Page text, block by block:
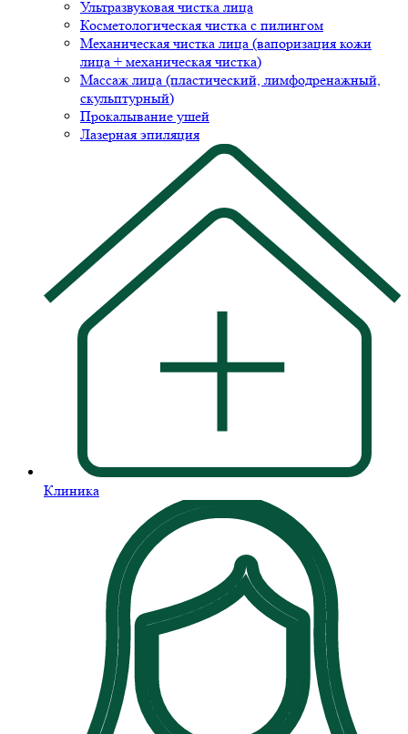
Ультразвуковая чистка лица
Косметологическая чистка с пилингом
Механическая чистка лица (вапоризация кожи
лица + механическая чистка)
Массаж лица (пластический, лимфодренажный,
скульптурный)
Прокалывание ушей
Лазерная эпиляция
Клиника